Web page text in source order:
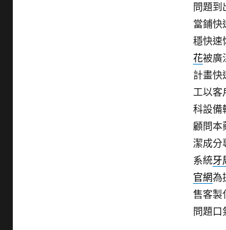
問題到
當鋪快
穩快速
花被廣
計畫快
工以客
科設備
顧問本
潔成分
系統牙
官網為
售客製
問題口